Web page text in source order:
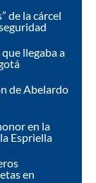
de la cárcel
llegaba a
de Abelardo
en la
Espriella
en